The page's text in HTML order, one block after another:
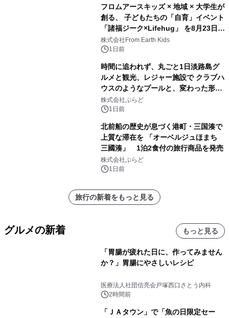
フロムアースキッズ × 地域 × 大学生が
創る、 子どもたちの「自育」イベント
「諸福ジーク×Lifehug」 を8月23日
(日)開催
株式会社From Earth Kids
1日前
時間に追われず、丸ごと1日淡路島グ
ルメと観光、レジャー施設で クラブハ
ウスのようなプールと、変わった形の
サウナも 「THE BOXY AWAJI」のお
得な素泊まり連泊プランで
株式会社ぷらど
1日前
北前船の歴史が息づく港町・三国湊で
上質な滞在を 「オーベルジュほまち
三國湊」 1泊2食付の旅行商品を発売
株式会社ぷらど
1日前
旅行の新着をもっと見る
グルメの新着 もっと見る
「胃腸が疲れた日に、作ってみません
か？」胃腸にやさしいレシピ
医療法人社団信亮会戸塚西口さとう内科
2時間前
「ＪＡタウン」で「魚の日限定セー